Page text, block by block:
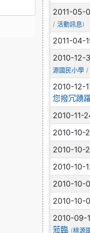
2011-05-
/活動訊息 )
2011-04-
2010-12-
源國民小學 /
2010-12-
您撥冗踴
2010-11-
2010-10-
2010-10-
2010-10-
2010-10-
2010-10-
2010-09-
蒞臨 (桃源